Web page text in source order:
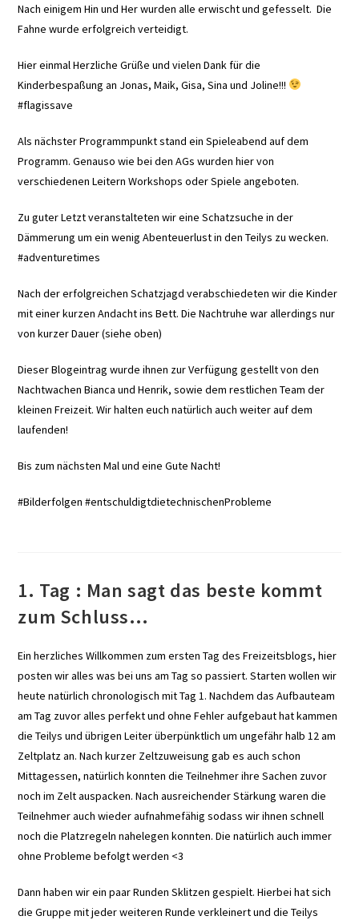
Nach einigem Hin und Her wurden alle erwischt und gefesselt. Die
Fahne wurde erfolgreich verteidigt.
Hier einmal Herzliche Grüße und vielen Dank für die
Kinderbespaßung an Jonas, Maik, Gisa, Sina und Joline!!!
#flagissave
Als nächster Programmpunkt stand ein Spieleabend auf dem
Programm. Genauso wie bei den AGs wurden hier von
verschiedenen Leitern Workshops oder Spiele angeboten.
Zu guter Letzt veranstalteten wir eine Schatzsuche in der
Dämmerung um ein wenig Abenteuerlust in den Teilys zu wecken.
#adventuretimes
Nach der erfolgreichen Schatzjagd verabschiedeten wir die Kinder
mit einer kurzen Andacht ins Bett. Die Nachtruhe war allerdings nur
von kurzer Dauer (siehe oben)
Dieser Blogeintrag wurde ihnen zur Verfügung gestellt von den
Nachtwachen Bianca und Henrik, sowie dem restlichen Team der
kleinen Freizeit. Wir halten euch natürlich auch weiter auf dem
laufenden!
Bis zum nächsten Mal und eine Gute Nacht!
#Bilderfolgen #entschuldigtdietechnischenProbleme
1. Tag : Man sagt das beste kommt
zum Schluss…
Ein herzliches Willkommen zum ersten Tag des Freizeitsblogs, hier
posten wir alles was bei uns am Tag so passiert. Starten wollen wir
heute natürlich chronologisch mit Tag 1. Nachdem das Aufbauteam
am Tag zuvor alles perfekt und ohne Fehler aufgebaut hat kammen
die Teilys und übrigen Leiter überpünktlich um ungefähr halb 12 am
Zeltplatz an. Nach kurzer Zeltzuweisung gab es auch schon
Mittagessen, natürlich konnten die Teilnehmer ihre Sachen zuvor
noch im Zelt auspacken. Nach ausreichender Stärkung waren die
Teilnehmer auch wieder aufnahmefähig sodass wir ihnen schnell
noch die Platzregeln nahelegen konnten. Die natürlich auch immer
ohne Probleme befolgt werden <3
Dann haben wir ein paar Runden Sklitzen gespielt. Hierbei hat sich
die Gruppe mit jeder weiteren Runde verkleinert und die Teilys